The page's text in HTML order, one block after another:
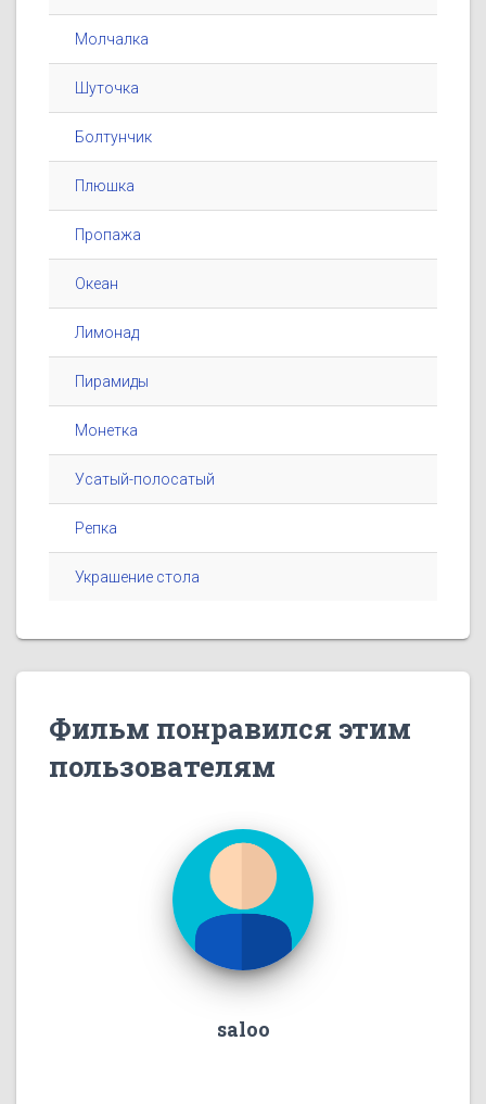
Молчалка
Шуточка
Болтунчик
Плюшка
Пропажа
Океан
Лимонад
Пирамиды
Монетка
Усатый-полосатый
Репка
Украшение стола
Фильм понравился этим
пользователям
saloo